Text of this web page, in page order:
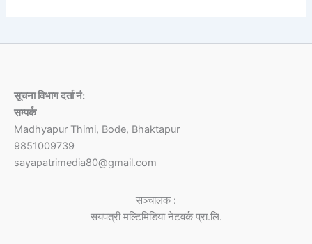
सूचना विभाग दर्ता नं:
सम्पर्क
Madhyapur Thimi, Bode, Bhaktapur
9851009739
sayapatrimedia80@gmail.com
सञ्चालक :
सयपत्री मल्टिमिडिया नेटवर्क प्रा.लि.